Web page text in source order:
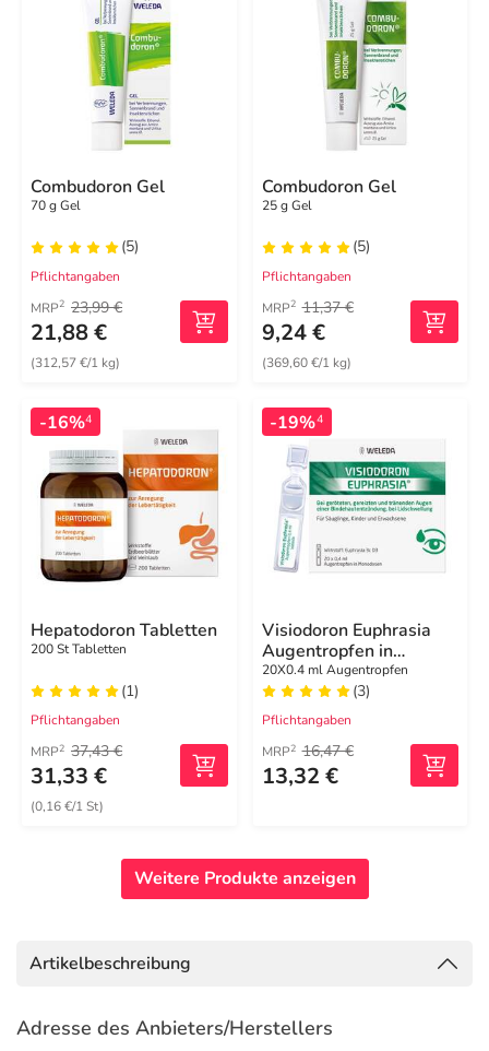
Combudoron Gel
70 g Gel
(5)
Pflichtangaben
MRP2 23,99 €
21,88 €
(312,57 €/1 kg)
Combudoron Gel
25 g Gel
(5)
Pflichtangaben
MRP2 11,37 €
9,24 €
(369,60 €/1 kg)
-16%4
Hepatodoron Tabletten
200 St Tabletten
(1)
Pflichtangaben
MRP2 37,43 €
31,33 €
(0,16 €/1 St)
-19%4
Visiodoron Euphrasia
Augentropfen in
Monodosen
20X0.4 ml Augentropfen
(3)
Pflichtangaben
MRP2 16,47 €
13,32 €
Weitere Produkte anzeigen
Artikelbeschreibung
Adresse des Anbieters/Herstellers